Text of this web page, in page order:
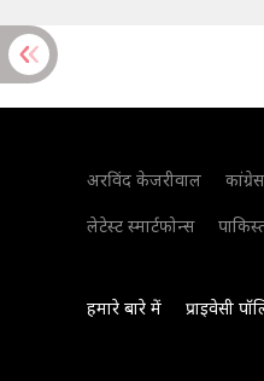
अरविंद केजरीवाल
लेटेस्ट स्मार्टफोन्स
हमारे बारे में प्राइवेसी